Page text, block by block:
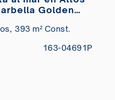
Golden
393 m² Const.
163-04691P